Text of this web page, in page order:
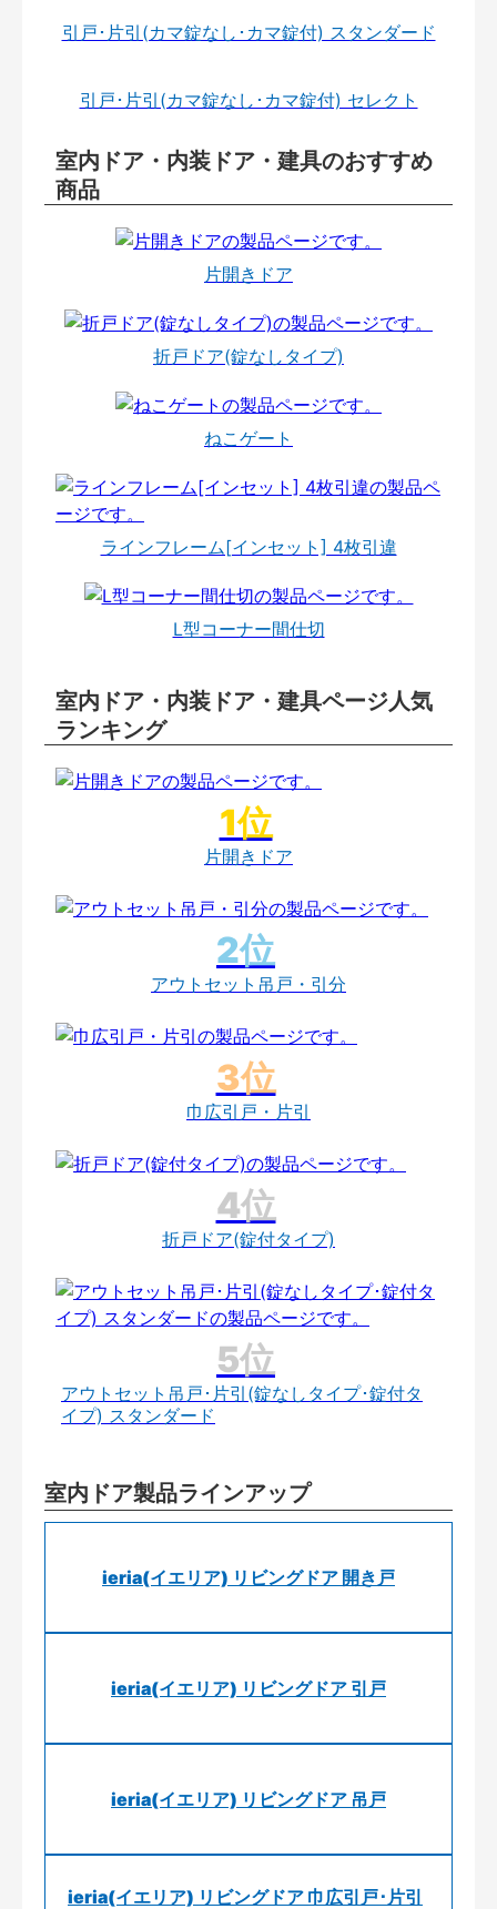
引戸･片引(カマ錠なし･カマ錠付) スタンダード
引戸･片引(カマ錠なし･カマ錠付) セレクト
室内ドア・内装ドア・建具のおすすめ
商品
片開きドア
折戸ドア(錠なしタイプ)
ねこゲート
ラインフレーム[インセット] 4枚引違
L型コーナー間仕切
室内ドア・内装ドア・建具ページ人気
ランキング
片開きドア
アウトセット吊戸・引分
巾広引戸・片引
折戸ドア(錠付タイプ)
アウトセット吊戸･片引(錠なしタイプ･錠付タ
イプ) スタンダード
室内ドア製品ラインアップ
ieria(イエリア) リビングドア 開き戸
ieria(イエリア) リビングドア 引戸
ieria(イエリア) リビングドア 吊戸
ieria(イエリア) リビングドア 巾広引戸･片引